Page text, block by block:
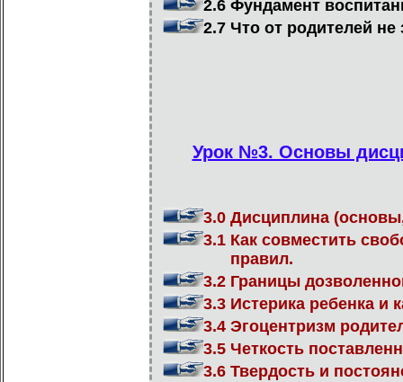
2.6 Фундамент
2.7 Что от родителей не
Урок №3. Основы
3.0 Дисциплина
3.1 Как совместить
правил.
3.2 Границы
3.3 Истерика ребенка и
3.4 Эгоцентризм
3.5 Четкость
3.6 Твердость и